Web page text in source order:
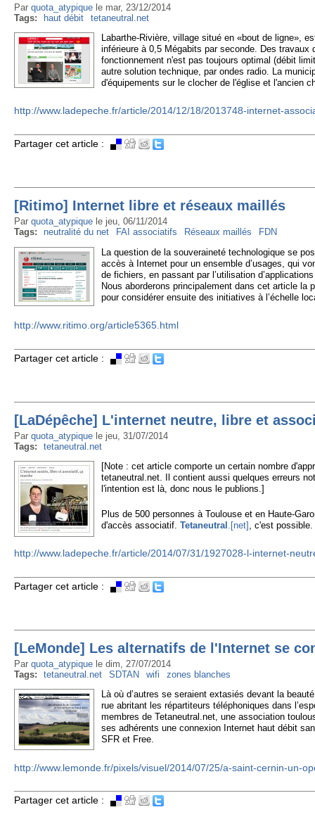
Par quota_atypique le mar, 23/12/2014
Tags:
haut débit
tetaneutral.net
Labarthe-Rivière, village situé en «bout de ligne»,
inférieure à 0,5 Mégabits par seconde. Des
fonctionnement n'est pas toujours optimal (débit
autre solution technique, par ondes radio. La
d'équipements sur le clocher de l'église et l'ancien
http://www.ladepeche.fr/article/2014/12/18/2013748-internet-
Partager cet article :
[Ritimo] Internet libre et réseaux maillés
Par quota_atypique le jeu, 06/11/2014
Tags:
neutralité du net FAI associatifs Réseaux maillés
FDN
La question de la souveraineté technologique se
accès à Internet pour un ensemble d’usages, qui
de fichiers, en passant par l’utilisation
Nous aborderons principalement dans cet article la
pour considérer ensuite des initiatives à l’échelle
http://www.ritimo.org/article5365.html
Partager cet article :
[LaDépêche] L'internet neutre, libre et
Par quota_atypique le jeu, 31/07/2014
Tags:
tetaneutral.net
[Note : cet article comporte un certain nombre
tetaneutral.net. Il contient aussi quelques erreurs
l'intention est là, donc nous le publions.]
Plus de 500 personnes à Toulouse et en Haute-
d'accès associatif. Tetaneutral .[net] , c'est
http://www.ladepeche.fr/article/2014/07/31/1927028-l-internet-
Partager cet article :
[LeMonde] Les alternatifs de l'Internet se
Par quota_atypique le dim, 27/07/2014
Tags:
tetaneutral.net SDTAN wifi
zones blanches
Là où d’autres se seraient extasiés devant la
rue abritant les répartiteurs téléphoniques dans
membres de Tetaneutral.net, une association
ses adhérents une connexion Internet haut débit
SFR et Free.
http://www.lemonde.fr/pixels/visuel/2014/07/25/a-saint-cernin-un-
Partager cet article :